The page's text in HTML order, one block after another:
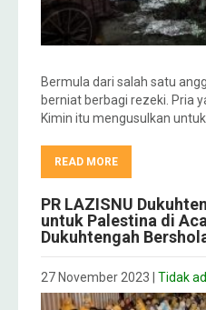
Bermula dari salah satu
berniat berbagi rezeki. Pria
Kimin itu mengusulkan
READ MORE
PR LAZISNU
untuk Palestina di
Dukuhtengah
27 November 2023 | Tidak